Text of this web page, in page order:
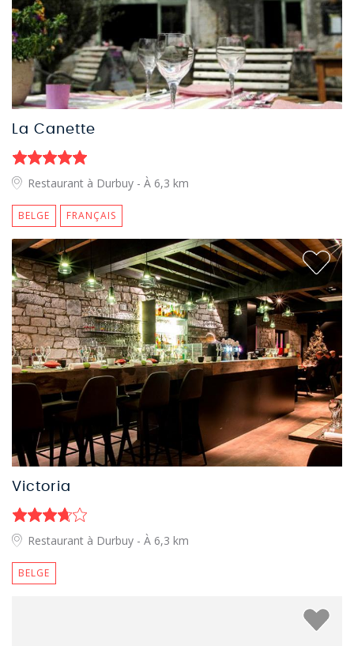
La Canette
Restaurant à Durbuy - À 6,3 km
BELGE FRANÇAIS
Victoria
Restaurant à Durbuy - À 6,3 km
BELGE